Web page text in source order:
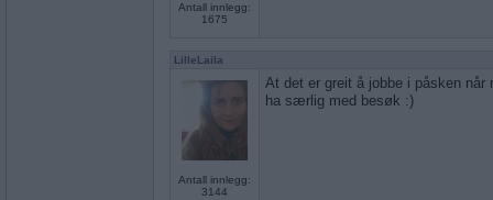
Antall innlegg:
1675
LilleLaila
Antall innlegg:
3144
At det er greit å jobbe i påsken
ha særlig med besøk :)